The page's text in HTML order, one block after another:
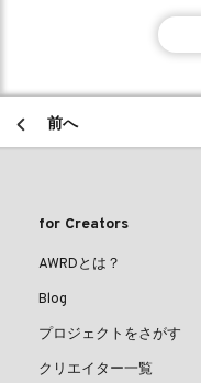
前へ
for Creators
AWRDとは？
Blog
プロジェクトをさがす
クリエイター一覧